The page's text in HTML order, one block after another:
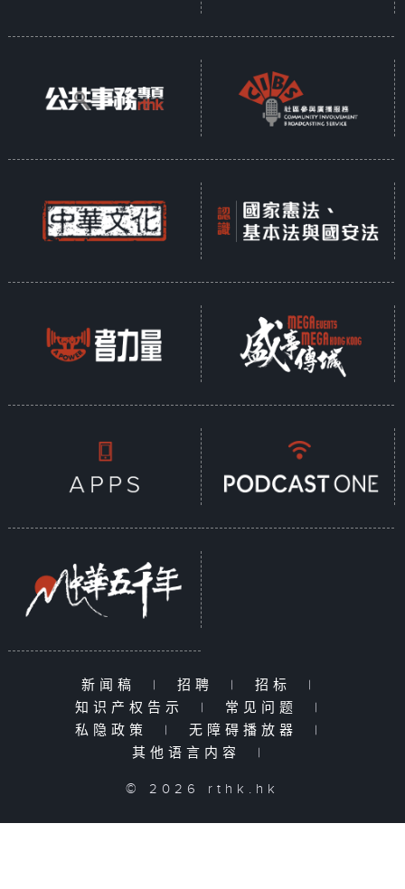
新闻稿 | 招聘 | 招标
|
知识产权告示
| 常见问题
|
私隐政策
| 无障碍播放器
|
其他语言内容
|
© 2026 rthk.hk